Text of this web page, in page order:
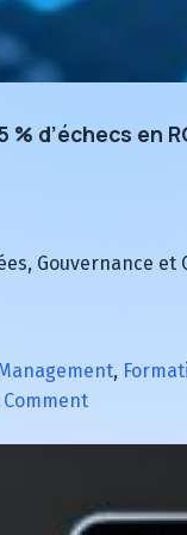
d’échecs en
Gouvernance
,
Commenton
Le